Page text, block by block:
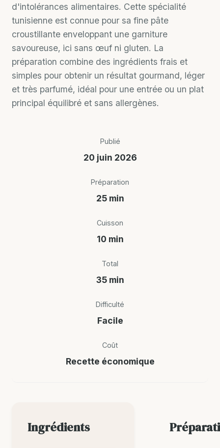
d'intolérances alimentaires. Cette spécialité
tunisienne est connue pour sa fine pâte
croustillante enveloppant une garniture
savoureuse, ici sans œuf ni gluten. La
préparation combine des ingrédients frais et
simples pour obtenir un résultat gourmand, léger
et très parfumé, idéal pour une entrée ou un plat
principal équilibré et sans allergènes.
Publié
20 juin 2026
Préparation
25 min
Cuisson
10 min
Total
35 min
Difficulté
Facile
Coût
Recette économique
Ingrédients